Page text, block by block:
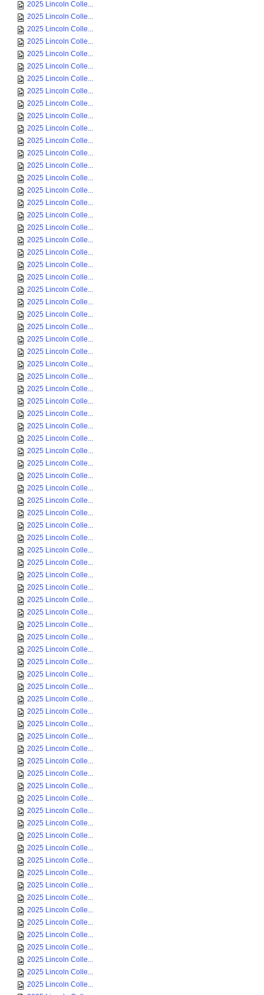
2025 Lincoln Colle...
2025 Lincoln Colle...
2025 Lincoln Colle...
2025 Lincoln Colle...
2025 Lincoln Colle...
2025 Lincoln Colle...
2025 Lincoln Colle...
2025 Lincoln Colle...
2025 Lincoln Colle...
2025 Lincoln Colle...
2025 Lincoln Colle...
2025 Lincoln Colle...
2025 Lincoln Colle...
2025 Lincoln Colle...
2025 Lincoln Colle...
2025 Lincoln Colle...
2025 Lincoln Colle...
2025 Lincoln Colle...
2025 Lincoln Colle...
2025 Lincoln Colle...
2025 Lincoln Colle...
2025 Lincoln Colle...
2025 Lincoln Colle...
2025 Lincoln Colle...
2025 Lincoln Colle...
2025 Lincoln Colle...
2025 Lincoln Colle...
2025 Lincoln Colle...
2025 Lincoln Colle...
2025 Lincoln Colle...
2025 Lincoln Colle...
2025 Lincoln Colle...
2025 Lincoln Colle...
2025 Lincoln Colle...
2025 Lincoln Colle...
2025 Lincoln Colle...
2025 Lincoln Colle...
2025 Lincoln Colle...
2025 Lincoln Colle...
2025 Lincoln Colle...
2025 Lincoln Colle...
2025 Lincoln Colle...
2025 Lincoln Colle...
2025 Lincoln Colle...
2025 Lincoln Colle...
2025 Lincoln Colle...
2025 Lincoln Colle...
2025 Lincoln Colle...
2025 Lincoln Colle...
2025 Lincoln Colle...
2025 Lincoln Colle...
2025 Lincoln Colle...
2025 Lincoln Colle...
2025 Lincoln Colle...
2025 Lincoln Colle...
2025 Lincoln Colle...
2025 Lincoln Colle...
2025 Lincoln Colle...
2025 Lincoln Colle...
2025 Lincoln Colle...
2025 Lincoln Colle...
2025 Lincoln Colle...
2025 Lincoln Colle...
2025 Lincoln Colle...
2025 Lincoln Colle...
2025 Lincoln Colle...
2025 Lincoln Colle...
2025 Lincoln Colle...
2025 Lincoln Colle...
2025 Lincoln Colle...
2025 Lincoln Colle...
2025 Lincoln Colle...
2025 Lincoln Colle...
2025 Lincoln Colle...
2025 Lincoln Colle...
2025 Lincoln Colle...
2025 Lincoln Colle...
2025 Lincoln Colle...
2025 Lincoln Colle...
2025 Lincoln Colle...